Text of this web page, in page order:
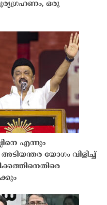
ഒരു
എന്നും
യോഗം വിളിച്ച്